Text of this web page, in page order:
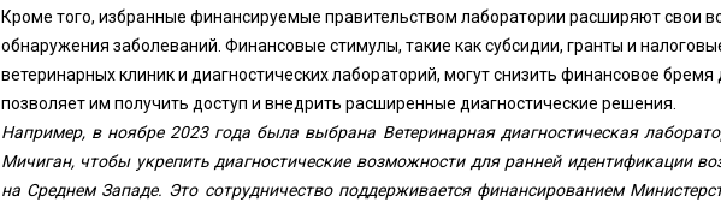
Кроме того, избранные финансируемые правительством лаборатории расширяют свои
обнаружения заболеваний. Финансовые стимулы, такие как субсидии, гранты и
ветеринарных клиник и диагностических лабораторий, могут снизить финансовое
позволяет им получить доступ и внедрить расширенные диагностические решения.
Например, в ноябре 2023 года была выбрана Ветеринарная диагностическая
Мичиган, чтобы укрепить диагностические возможности для ранней идентификации
на Среднем Западе. Это сотрудничество поддерживается финансированием